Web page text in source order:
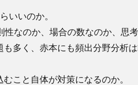
いいのか。
性なのか、場合の数なのか、思
多く、赤本にも頻出分野分析
こと自体が対策になるのか。